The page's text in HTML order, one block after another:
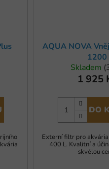
AQUA NOVA
1200
Skladem
1 925
DO
Externí filtr pro
400 L. Kvalitní a
skvělou